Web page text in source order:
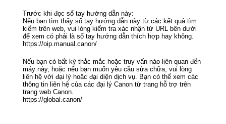
Trước khi đọc sổ tay hướng dẫn này:
Nếu bạn tìm thấy sổ tay hướng dẫn này từ các kết quả tìm
kiếm trên web, vui lòng kiểm tra xác nhận từ URL bên dưới
để xem có phải là sổ tay hướng dẫn thích hợp hay không.
https://oip.manual.canon/
Nếu bạn có bất kỳ thắc mắc hoặc truy vấn nào liên quan đến
máy này, hoặc nếu bạn muốn yêu cầu sửa chữa, vui lòng
liên hệ với đại lý hoặc đại diện dịch vụ. Bạn có thể xem các
thông tin liên hệ của các đại lý Canon từ trang hỗ trợ trên
trang web Canon.
https://global.canon/